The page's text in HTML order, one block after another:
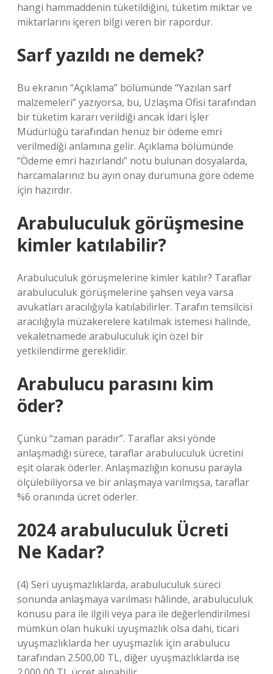
hangi hammaddenin tüketildiğini, tüketim miktar ve
miktarlarını içeren bilgi veren bir rapordur.
Sarf yazıldı ne demek?
Bu ekranın “Açıklama” bölümünde “Yazılan sarf
malzemeleri” yazıyorsa, bu, Uzlaşma Ofisi tarafından
bir tüketim kararı verildiği ancak İdari İşler
Müdürlüğü tarafından henüz bir ödeme emri
verilmediği anlamına gelir. Açıklama bölümünde
“Ödeme emri hazırlandı” notu bulunan dosyalarda,
harcamalarınız bu ayın onay durumuna göre ödeme
için hazırdır.
Arabuluculuk görüşmesine
kimler katılabilir?
Arabuluculuk görüşmelerine kimler katılır? Taraflar
arabuluculuk görüşmelerine şahsen veya varsa
avukatları aracılığıyla katılabilirler. Tarafın temsilcisi
aracılığıyla müzakerelere katılmak istemesi halinde,
vekaletnamede arabuluculuk için özel bir
yetkilendirme gereklidir.
Arabulucu parasını kim
öder?
Çünkü “zaman paradır”. Taraflar aksi yönde
anlaşmadığı sürece, taraflar arabuluculuk ücretini
eşit olarak öderler. Anlaşmazlığın konusu parayla
ölçülebiliyorsa ve bir anlaşmaya varılmışsa, taraflar
%6 oranında ücret öderler.
2024 arabuluculuk Ücreti
Ne Kadar?
(4) Seri uyuşmazlıklarda, arabuluculuk süreci
sonunda anlaşmaya varılması hâlinde, arabuluculuk
konusu para ile ilgili veya para ile değerlendirilmesi
mümkün olan hukuki uyuşmazlık olsa dahi, ticari
uyuşmazlıklarda her uyuşmazlık için arabulucu
tarafından 2.500,00 TL, diğer uyuşmazlıklarda ise